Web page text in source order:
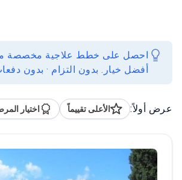
احصل على خطط علاجية مخصصة
أفضل خيار. بدون التزام · بدون
عرض أولاً: الأعلى تقييماً اختيار